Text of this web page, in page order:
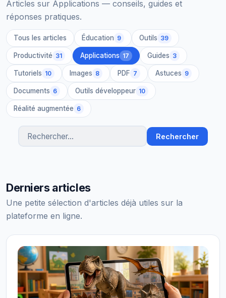
Articles sur Applications — conseils, guides et
réponses pratiques.
Tous les articles Éducation 9 Outils 39
Productivité 31 Applications 17 Guides 3
Tutoriels 10 Images 8 PDF 7 Astuces 9
Documents 6 Outils développeur 10
Réalité augmentée 6
Rechercher des articles
Rechercher
Derniers articles
Une petite sélection d'articles déjà utiles sur la
plateforme en ligne.